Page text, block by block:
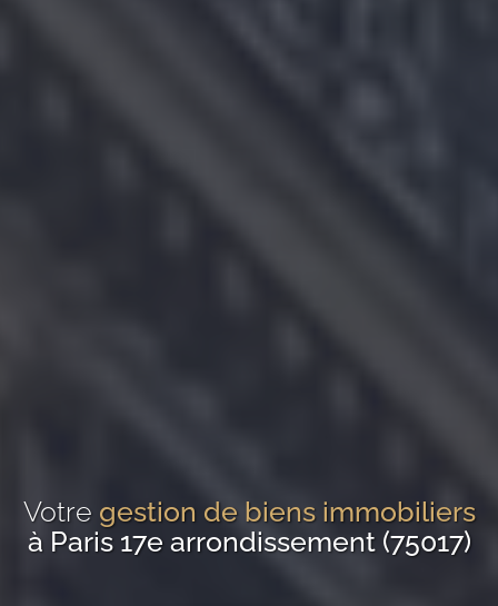
Votre gestion de biens immobiliers
à Paris 17e arrondissement (75017)